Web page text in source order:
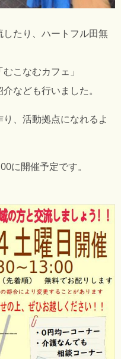
たり、ハートフル田無
こなむカフェ」
なども行いました。
、活動拠点になれるよ
に開催予定です。